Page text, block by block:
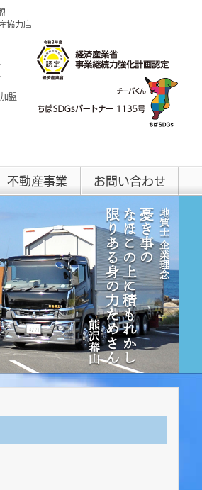
協力店
盟
不動産事業 お問い合わせ